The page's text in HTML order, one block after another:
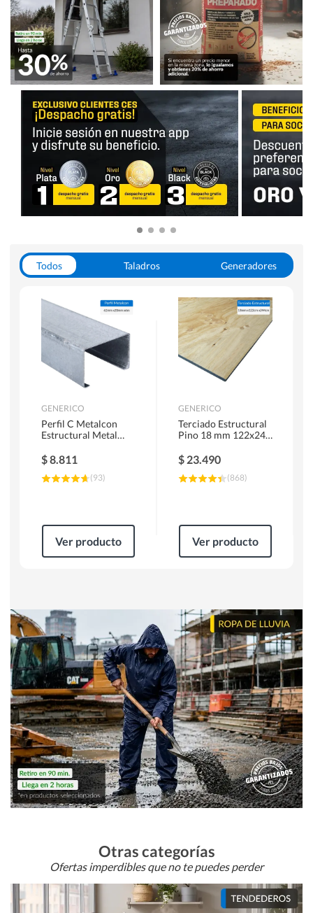
Todos Taladros
Generadores
Herramientas Manuales
Sierras Circulares
GENERICO
Perfil C Metalcon
Estructural Metal
$8.811
(93)
Ver producto
GENERICO
Terciado Estructural
Pino 18 mm 122x244
$ 23.490
(868)
Ver producto
Otras categorías
Ofertas imperdibles que no te puedes perder